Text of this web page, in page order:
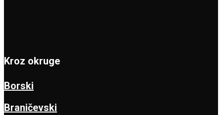
Kroz okruge
Borski
Braničevski